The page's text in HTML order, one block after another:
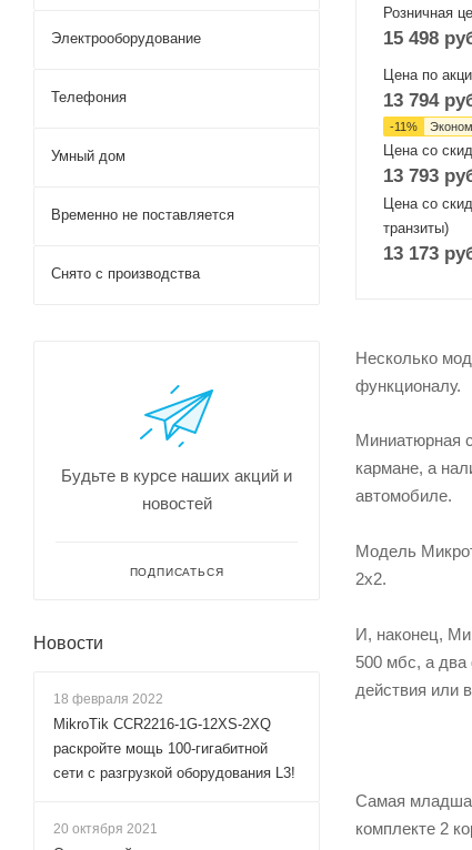
Розничная
15 498
Цена по
13 794
-11%
Цена со
13 793
Цена со
транзиты)
13 173
Несколько
функционалу.
Миниатюрная
кармане, а
автомобиле.
Модель
2x2.
И, наконец,
500 мбс, а два
действия или
Самая
комплекте 2
Электрооборудование
Телефония
Умный дом
Временно не поставляется
Снято с производства
Будьте в курсе наших акций и
новостей
ПОДПИСАТЬСЯ
Новости
18 февраля 2022
MikroTik CCR2216-1G-12XS-2XQ
раскройте мощь 100-гигабитной
сети с разгрузкой оборудования L3!
20 октября 2021